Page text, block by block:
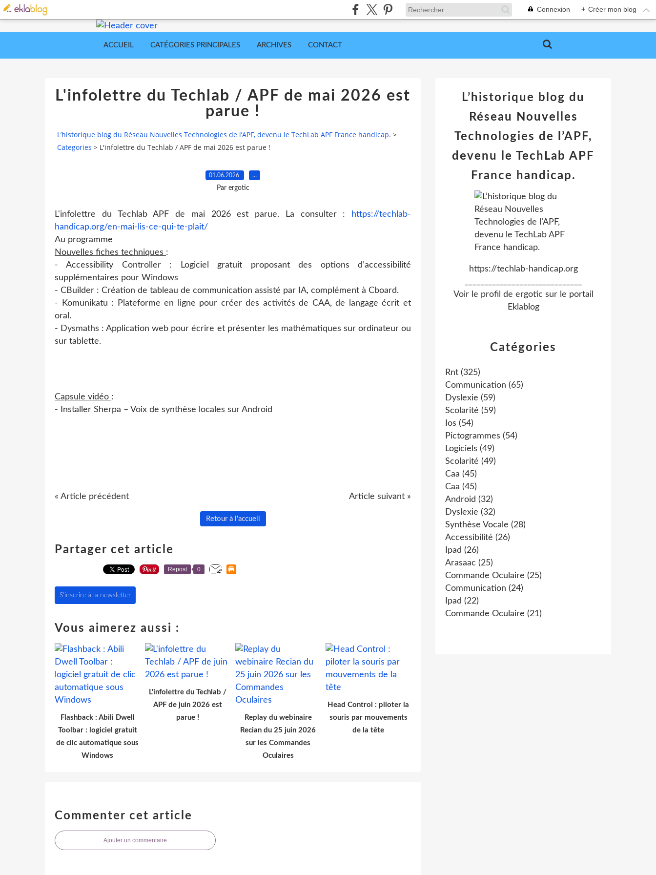
Connexion + Créer mon blog
ACCUEIL CATÉGORIES PRINCIPALES ARCHIVES CONTACT
L'infolettre du Techlab / APF de mai 2026 est
parue !
L’historique blog du Réseau Nouvelles Technologies de l’APF, devenu le TechLab APF France handicap. >
Categories > L'infolettre du Techlab / APF de mai 2026 est parue !
01.06.2026 …
Par ergotic
L'infolettre du Techlab APF de mai 2026 est parue. La consulter :
https://techlab-
handicap.org/en-mai-lis-ce-qui-te-plait/
Au programme
Nouvelles fiches techniques :
- Accessibility Controller : Logiciel gratuit proposant des options d’accessibilité
supplémentaires pour Windows
- CBuilder : Création de tableau de communication assisté par IA, complément à Cboard.
- Komunikatu : Plateforme en ligne pour créer des activités de CAA, de langage écrit et
oral.
- Dysmaths : Application web pour écrire et présenter les mathématiques sur ordinateur ou
sur tablette.
Capsule vidéo :
- Installer Sherpa – Voix de synthèse locales sur Android
« Article précédent Article suivant »
Retour à l'accueil
Partager cet article
Repost 0
S'inscrire à la newsletter
Vous aimerez aussi :
Flashback : Abili Dwell
Toolbar : logiciel gratuit
de clic automatique sous
Windows
L'infolettre du Techlab /
APF de juin 2026 est
parue !
Replay du webinaire
Recian du 25 juin 2026
sur les Commandes
Oculaires
Head Control : piloter la
souris par mouvements
de la tête
Commenter cet article
Ajouter un commentaire
Catégories
Rnt (325)
Communication (65)
Dyslexie (59)
Scolarité (59)
Ios (54)
Pictogrammes (54)
Logiciels (49)
Scolarité (49)
Caa (45)
Caa (45)
Android (32)
Dyslexie (32)
Synthèse Vocale (28)
Accessibilité (26)
Ipad (26)
Arasaac (25)
Commande Oculaire (25)
Communication (24)
Ipad (22)
Commande Oculaire (21)
L’historique blog du
Réseau Nouvelles
Technologies de l’APF,
devenu le TechLab APF
France handicap.
https://techlab-handicap.org
Voir le profil de ergotic sur le portail
Eklablog